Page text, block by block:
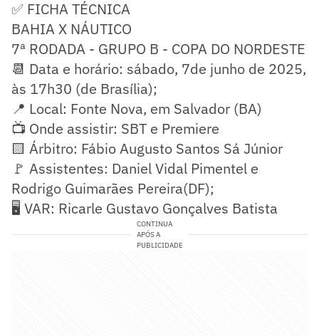
✅ FICHA TÉCNICA
BAHIA X NÁUTICO
7ª RODADA - GRUPO B - COPA DO NORDESTE
📆 Data e horário: sábado, 7de junho de 2025,
às 17h30 (de Brasília);
📍 Local: Fonte Nova, em Salvador (BA)
📺 Onde assistir: SBT e Premiere
🟨 Árbitro: Fábio Augusto Santos Sá Júnior
🚩 Assistentes: Daniel Vidal Pimentel e
Rodrigo Guimarães Pereira(DF);
🖥️ VAR: Ricarle Gustavo Gonçalves Batista
CONTINUA
APÓS A
PUBLICIDADE